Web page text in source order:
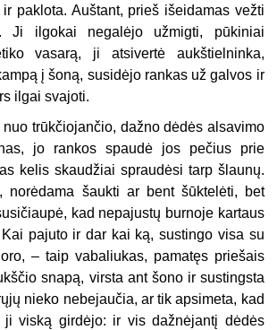
paklota. Auštant, prieš išeidamas vežti
Ji ilgokai negalėjo užmigti, pūkiniai
vasarą, ji atsivertė aukštielninka,
į šoną, susidėjo rankas už galvos ir
ilgai svajoti.
trūkčiojančio, dažno dėdės alsavimo
jo rankos spaudė jos pečius prie
kelis skaudžiai spraudėsi tarp šlaunų.
norėdama šaukti ar bent šūktelėti, bet
kad nepajustų burnoje kartaus
pajuto ir dar kai ką, sustingo visa su
– taip vabaliukas, pamatęs priešais
snapą, virsta ant šono ir sustingsta
nieko nebejaučia, ar tik apsimeta, kad
ji viską girdėjo: ir vis dažnėjantį dėdės